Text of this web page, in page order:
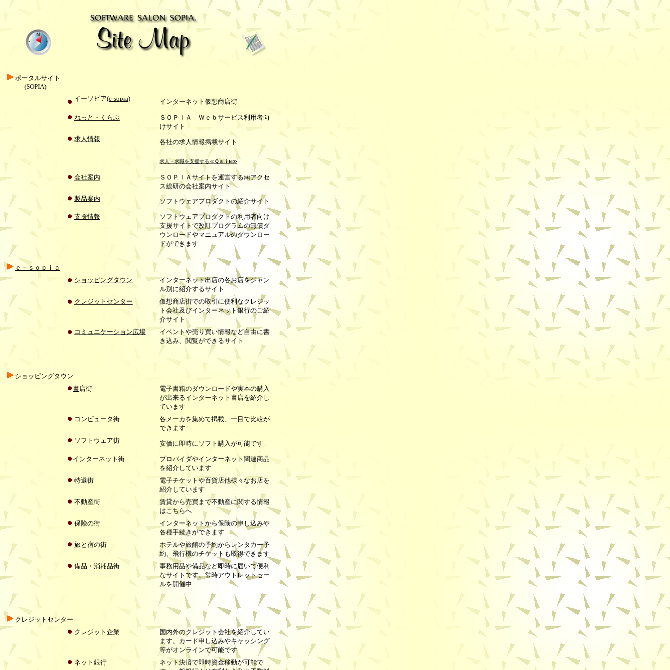
ポータルサイト
(SOPIA)
イーソピア(e-sopia) インターネット仮想商店街
ねっと・くらぶ
ＳＯＰＩＡ Ｗｅｂサービス利用者向
けサイト
求人情報
各社の求人情報掲載サイト
求人・求職を支援する≪Ｑｓｉte≫
会社案内
ＳＯＰＩＡサイトを運営する㈱アクセ
ス総研の会社案内サイト
製品案内
ソフトウェアプロダクトの紹介サイト
支援情報
ソフトウェアプロダクトの利用者向け
支援サイトで改訂プログラムの無償ダ
ウンロードやマニュアルのダウンロー
ドができます
ｅ－ｓｏｐｉａ
ショッピングタウン
インターネット出店の各お店をジャン
ル別に紹介するサイト
クレジットセンター
仮想商店街での取引に便利なクレジッ
ト会社及びインターネット銀行のご紹
介サイト
コミュニケーション広場
イベントや売り買い情報など自由に書
き込み、閲覧ができるサイト
ショッピングタウン
書店街
電子書籍のダウンロードや実本の購入
が出来るインターネット書店を紹介し
ています
コンピュータ街
各メーカを集めて掲載、一目で比較が
できます
ソフトウェア街
安価に即時にソフト購入が可能です
インターネット街
プロバイダやインターネット関連商品
を紹介しています
特選街
電子チケットや百貨店他様々なお店を
紹介しています
不動産街
賃貸から売買まで不動産に関する情報
はこちらへ
保険の街
インターネットから保険の申し込みや
各種手続きができます
旅と宿の街
ホテルや旅館の予約からレンタカー予
約、飛行機のチケットも取得できます
備品・消耗品街
事務用品や備品など即時に届いて便利
なサイトです。常時アウトレットセー
ルを開催中
クレジットセンター
クレジット企業
国内外のクレジット会社を紹介してい
ます。カード申し込みやキャッシング
等がオンラインで可能です
ネット銀行
ネット決済で即時資金移動が可能で